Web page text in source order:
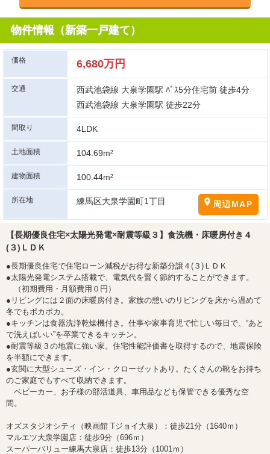
物件情報（新築一戸建て）
価格 6,680万円
交通
西武池袋線 大泉学園駅 ﾊﾞｽ5分住宅前 徒歩4分
西武池袋線 大泉学園駅 徒歩22分
間取り 4LDK
土地面積 104.69m²
建物面積 100.44m²
所在地 練馬区大泉学園町1丁目 周辺MAP
【長期優良住宅×太陽光発電×耐震等級３】食洗機・床暖房付き４
(３)ＬＤＫ
●長期優良住宅で住宅ローン減税がお得な新築分譲４(３)ＬＤＫ
●太陽光発電システム搭載で、電気代を賢く節約することができます。
（初期費用・月額費用０円）
●リビングには２面の床暖房付き。家族の憩いのリビングを床から温めて
冬でもポカポカ。
●キッチンは食器洗浄乾燥機付き。仕事や家事育児で忙しい毎日で、“あと
で洗えばいい”を卒業できるキッチン。
●耐震等級３の地震に強い家。住宅性能評価書を取得するので、地震保険
を半額にできます。
●玄関に大型シューズ・イン・クローゼットあり。たくさんの靴をお持ち
のご家庭でもすべて収納できます。
ベビーカー、お子様の部活道具、車用品なども保管できる優秀な空
間。
オズスタジオシティ（映画館 Tジョイ大泉）：徒歩21分（1640ｍ）
マルエツ大泉学園店：徒歩9分（696ｍ）
スーパーバリュー練馬大泉店：徒歩13分（1001ｍ）